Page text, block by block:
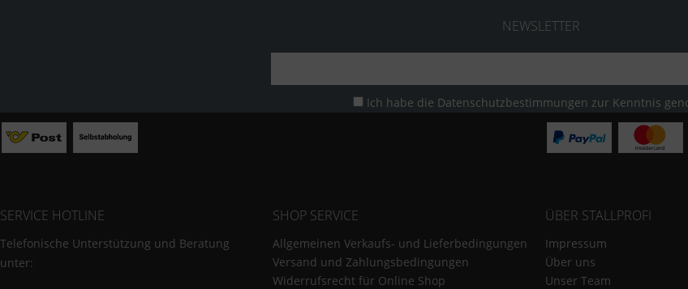
NEWSLETTER
Ich habe die Datenschutzbestimmungen zur Kenntnis
SERVICE HOTLINE
Telefonische Unterstützung und Beratung
unter:
SHOP SERVICE
Allgemeinen Verkaufs- und Lieferbedingungen
Versand und Zahlungsbedingungen
Widerrufsrecht für Online Shop
ÜBER STALLPROFI
Impressum
Über uns
Unser Team